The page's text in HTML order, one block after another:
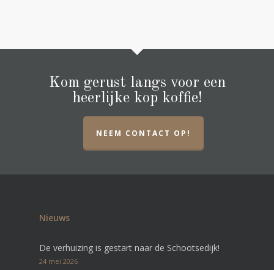
Kom gerust langs voor een
heerlijke kop koffie!
NEEM CONTACT OP!
Nieuws
De verhuizing is gestart naar de Schootsedijk!
24 mei 2026